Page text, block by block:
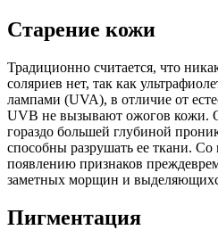
Старение кожи
Традиционно считается, что
соляриев нет, так как
лампами (UVA), в отличие от
UVB не вызывают ожогов кожи.
гораздо большей глубиной
способны разрушать ее ткани.
появлению признаков
заметных морщин и
Пигментация